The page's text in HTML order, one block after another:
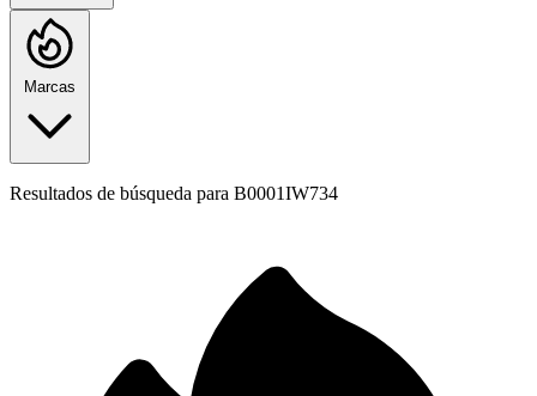
Marcas
Resultados de búsqueda para B0001IW734